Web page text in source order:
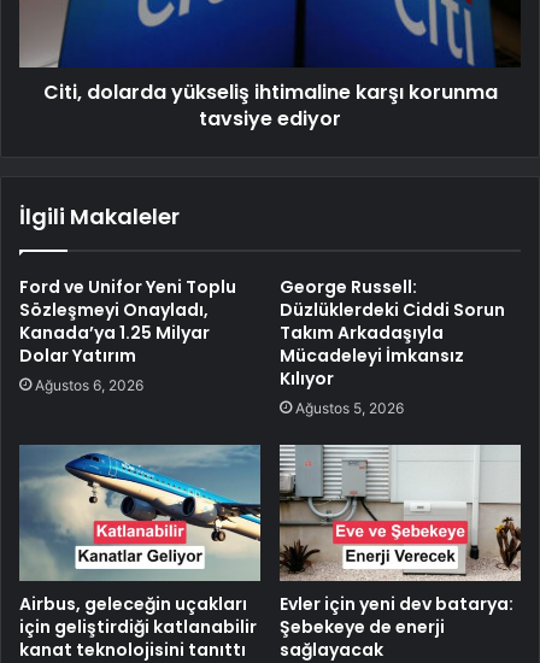
Citi, dolarda yükseliş ihtimaline karşı korunma
tavsiye ediyor
İlgili Makaleler
Ford ve Unifor Yeni Toplu
Sözleşmeyi Onayladı,
Kanada’ya 1.25 Milyar
Dolar Yatırım
Ağustos 6, 2026
George Russell:
Düzlüklerdeki Ciddi Sorun
Takım Arkadaşıyla
Mücadeleyi İmkansız
Kılıyor
Ağustos 5, 2026
Airbus, geleceğin uçakları
için geliştirdiği katlanabilir
kanat teknolojisini tanıttı
Evler için yeni dev batarya:
Şebekeye de enerji
sağlayacak